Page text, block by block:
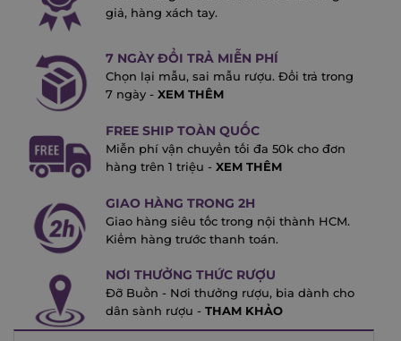
giả, hàng xách tay.
7 NGÀY ĐỔI TRẢ MIỄN PHÍ
Chọn lại mẫu, sai mẫu rượu. Đổi trả trong
7 ngày - XEM THÊM
FREE SHIP TOÀN QUỐC
Miễn phí vận chuyển tối đa 50k cho đơn
hàng trên 1 triệu - XEM THÊM
GIAO HÀNG TRONG 2H
Giao hàng siêu tốc trong nội thành HCM.
Kiểm hàng trước thanh toán.
NƠI THƯỞNG THỨC RƯỢU
Đỡ Buồn - Nơi thưởng rượu, bia dành cho
dân sành rượu - THAM KHẢO